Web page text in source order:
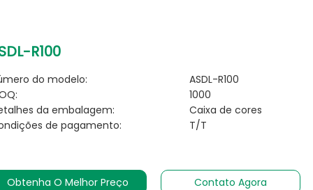
R100
do modelo:
ASDL-R100
1000
da embalagem:
Caixa de cores
de pagamento:
T/T
Obtenha O Melhor Preço Contato Agora